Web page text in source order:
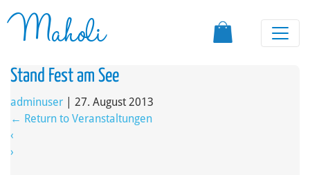
Maholi
Stand Fest am See
adminuser
27. August 2013
← Return to Veranstaltungen
‹
›